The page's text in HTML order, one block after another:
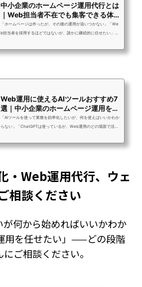
中小企業のホームページ運用代行とは
｜Web担当者不在でも集客できる体
制の作り方
「ホームページは作ったが、その後の運用が追いつかない」「We
b担当者を採用するほどではないが、誰かに継続的に任せたい」
安」Web担当者が不在または兼任という状況は、中小企業に非常
代行は月額5〜20万円の定額で、採用・教...
Web運用に使えるAIツールおすすめ7
選｜中小企業のホームページ運用を効
率化
「AIツールを使って業務を効率化したいが、何を使えばいいかわか
らない」「ChatGPTは使っているが、Web運用のどの場面で活か
いこなせていない」ウェブ担さんのスタッフは日常のWeb運用業
ことで、1人のWeb担当者が担える業務量が大幅に広がります。こ
の記事では、Web運用・ホームページ運用に特化したAIツールを7
つ厳選して紹介します。中小企...
・Web運用代行、ウェ
相談ください
が何から始めればいいかわか
用を任せたい」——どの段階
ご相談ください。